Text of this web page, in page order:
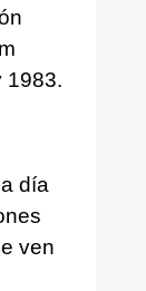
1983.
día
ven